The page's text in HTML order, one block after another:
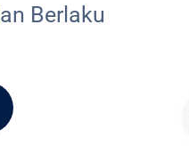
Berlaku